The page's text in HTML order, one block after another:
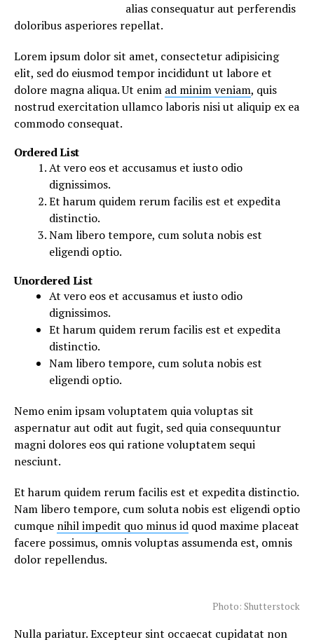
alias consequatur aut perferendis
doloribus asperiores repellat.
Lorem ipsum dolor sit amet, consectetur adipisicing
elit, sed do eiusmod tempor incididunt ut labore et
dolore magna aliqua. Ut enim ad minim veniam, quis
nostrud exercitation ullamco laboris nisi ut aliquip ex ea
commodo consequat.
Ordered List
At vero eos et accusamus et iusto odio
dignissimos.
Et harum quidem rerum facilis est et expedita
distinctio.
Nam libero tempore, cum soluta nobis est
eligendi optio.
Unordered List
At vero eos et accusamus et iusto odio
dignissimos.
Et harum quidem rerum facilis est et expedita
distinctio.
Nam libero tempore, cum soluta nobis est
eligendi optio.
Nemo enim ipsam voluptatem quia voluptas sit
aspernatur aut odit aut fugit, sed quia consequuntur
magni dolores eos qui ratione voluptatem sequi
nesciunt.
Et harum quidem rerum facilis est et expedita distinctio.
Nam libero tempore, cum soluta nobis est eligendi optio
cumque nihil impedit quo minus id quod maxime placeat
facere possimus, omnis voluptas assumenda est, omnis
dolor repellendus.
Photo: Shutterstock
Nulla pariatur. Excepteur sint occaecat cupidatat non